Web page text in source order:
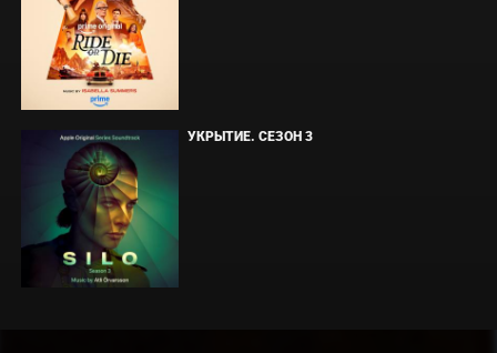
УКРЫТИЕ. СЕЗОН 3